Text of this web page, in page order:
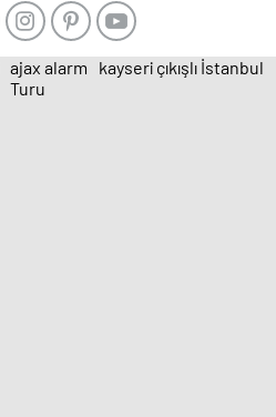
ajax alarm
kayseri çıkışlı İstanbul
Turu